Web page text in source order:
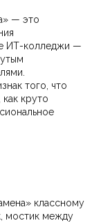
— это
ИТ-колледжи —
того, что
круто
классному
мостик между